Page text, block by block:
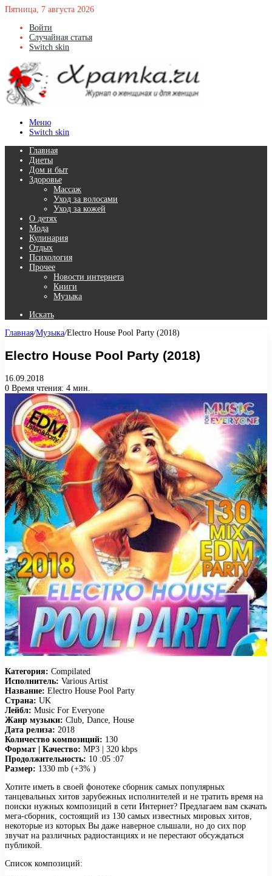
Пятница, 7 августа 2026
Войти
Случайная статья
Switch skin
Меню
Switch skin
Главная
Диеты
Дом и быт
Здоровье
Массаж
Уход за волосами
Уход за кожей
О детях
Мода
Кулинария
Отдых
Психология
Прочее
Новости интернета
Книги
Музыка
Искать
Главная/Музыка/Electro House Pool Party (2018)
Electro House Pool Party (2018)
16.09.2018
0 Время чтения: 4 мин.
Категория: Compilated
Исполнитель: Various Artist
Название: Electro House Pool Party
Страна: UK
Лейбл: Music For Everyone
Жанр музыки: Club, Dance, House
Дата релиза: 2018
Количество композиций: 130
Формат | Качество: MP3 | 320 kbps
Продолжительность: 10 :05 :07
Размер: 1330 mb (+3% )
Хотите иметь в своей фонотеке сборник самых популярных
танцевальных хитов зарубежных исполнителей и не тратить время на
поиски нужных композиций в сети Интернет? Предлагаем вам скачать
мега-сборник, состоящий из 130 самых известных мировых хитов,
некоторые из которых Вы даже наверное слышали, но до сих пор
звучат на различных радиостанциях и не перестают обсуждаться
публикой.
Список композиций: